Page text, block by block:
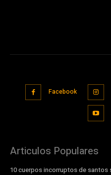
Facebook
Articulos Populares
10 cuerpos incorruptos de santos